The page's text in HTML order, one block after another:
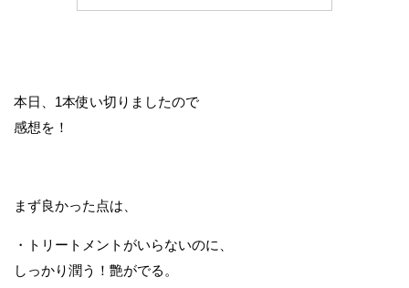
本日、1本使い切りましたので
感想を！
まず良かった点は、
・トリートメントがいらないのに、
しっかり潤う！艶がでる。